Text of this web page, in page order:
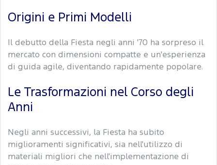
Origini e Primi Modelli
Il debutto della Fiesta negli anni '70 ha sorpreso il
mercato con dimensioni compatte e un'esperienza
di guida agile, diventando rapidamente popolare.
Le Trasformazioni nel Corso degli
Anni
Negli anni successivi, la Fiesta ha subito
miglioramenti significativi, sia nell'utilizzo di
materiali migliori che nell'implementazione di